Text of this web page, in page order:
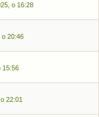
o 16:28
o 20:46
15:56
22:01